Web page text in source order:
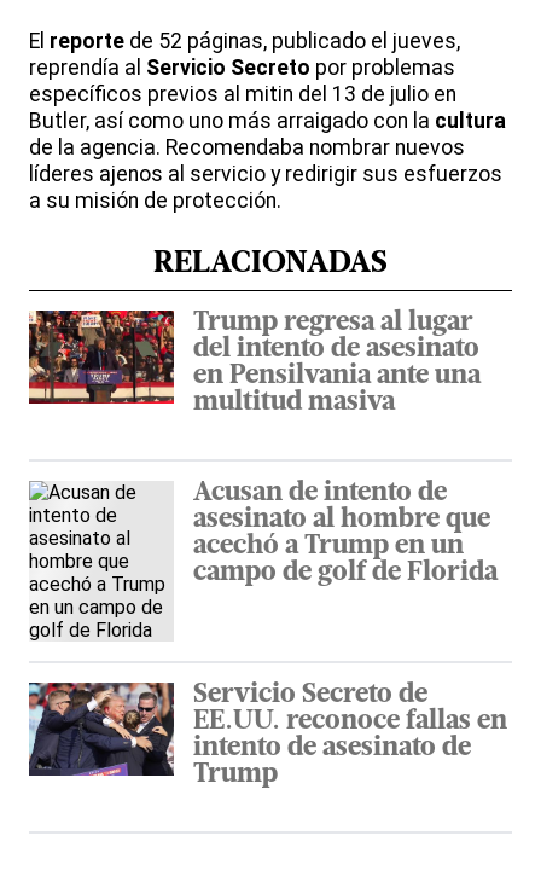
El reporte de 52 páginas, publicado el jueves,
reprendía al Servicio Secreto por problemas
específicos previos al mitin del 13 de julio en
Butler, así como uno más arraigado con la cultura
de la agencia. Recomendaba nombrar nuevos
líderes ajenos al servicio y redirigir sus esfuerzos
a su misión de protección.
RELACIONADAS
Trump regresa al lugar
del intento de asesinato
en Pensilvania ante una
multitud masiva
Acusan de intento de
asesinato al hombre que
acechó a Trump en un
campo de golf de Florida
Servicio Secreto de
EE.UU. reconoce fallas en
intento de asesinato de
Trump